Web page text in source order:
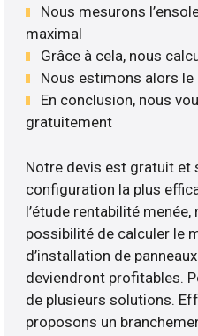
Nous mesurons
maximal
Grâce à cela, nous
Nous estimons alors
En conclusion, nous
gratuitement
Notre devis est gratuit et
configuration la plus
l’étude rentabilité
possibilité de calculer le
d’installation de
deviendront profitables.
de plusieurs solutions.
proposons un